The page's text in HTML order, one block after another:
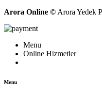
Arora Online © Arora Yedek
Menu
Online Hizmetler
Menu